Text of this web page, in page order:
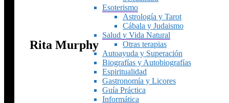
Esoterismo
Astrología y Tarot
Cábala y Judaismo
Salud y Vida Natural
Otras terapias
Autoayuda y Superación
Biografías y Autobiografías
Espiritualidad
Gastronomía y Licores
Guía Práctica
Informática
Rita Murphy